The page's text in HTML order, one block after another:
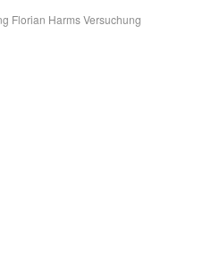
Florian Harms Versuchung